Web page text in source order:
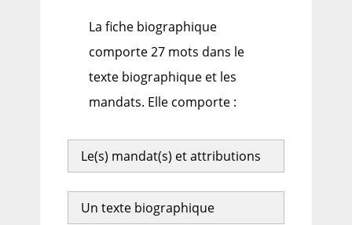
La fiche biographique
comporte 27 mots dans le
texte biographique et les
mandats. Elle comporte :
Le(s) mandat(s) et attributions
Un texte biographique